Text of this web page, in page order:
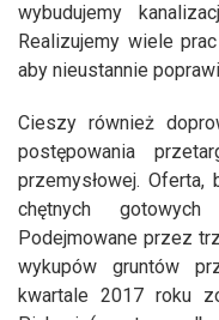
wybudujemy
Realizujemy wiele
aby nieustannie
Cieszy również
postępowania
przemysłowej.
chętnych
Podejmowane przez
wykupów gruntów
kwartale 2017 roku